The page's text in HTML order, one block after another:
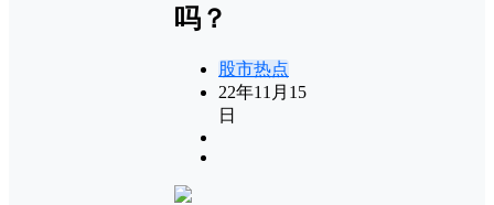
吗？
股市热点
22年11月15
日